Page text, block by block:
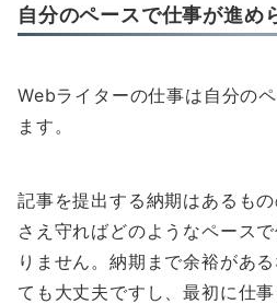
自分のペースで仕事が進め
Webライターの仕事は自分の
ます。
記事を提出する納期はあるも
さえ守ればどのようなペース
りません。納期まで余裕があ
ても大丈夫ですし、最初に仕